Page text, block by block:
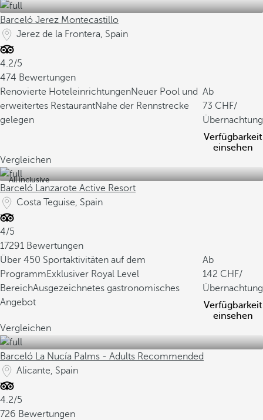
Barceló Jerez Montecastillo
Jerez de la Frontera, Spain
4.2/5
474 Bewertungen
Renovierte HoteleinrichtungenNeuer Pool und
erweitertes RestaurantNahe der Rennstrecke
gelegen
Ab
73
/
Übernachtung
Verfügbarkeit
einsehen
Vergleichen
All inclusive
Barceló Lanzarote Active Resort
Costa Teguise, Spain
4/5
17291 Bewertungen
Über 450 Sportaktivitäten auf dem
ProgrammExklusiver Royal Level
BereichAusgezeichnetes gastronomisches
Angebot
Ab
142
/
Übernachtung
Verfügbarkeit
einsehen
Vergleichen
Barceló La Nucía Palms - Adults Recommended
Alicante, Spain
4.2/5
726 Bewertungen